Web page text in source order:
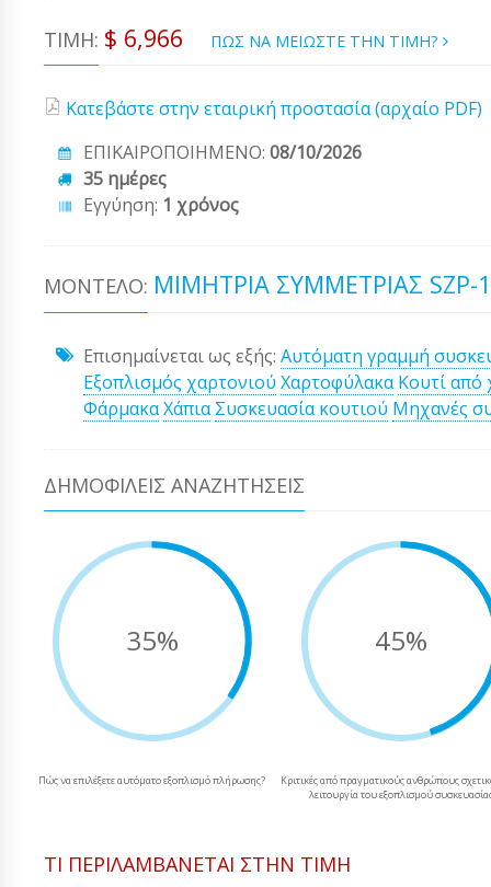
ΤΙΜΉ: $ 6,966 ΠΩΣ ΝΑ ΜΕΙΩΣΤΕ ΤΗΝ ΤΙΜΗ?
Κατεβάστε στην εταιρική προστασία (αρχαίο PDF)
ΕΠΙΚΑΙΡΟΠΟΙΗΜΕΝΟ: 08/10/2026
35 ημέρες
Εγγύηση: 1 χρόνος
ΜΟΝΤΈΛΟ: ΜΙΜΉΤΡΙΑ ΣΥΜΜΕΤΡΊΑΣ SZP-
Επισημαίνεται ως εξής: Αυτόματη γραμμή
Εξοπλισμός χαρτονιού Χαρτοφύλακα Κουτί από
ΦάρμακαΧάπια Συσκευασία κουτιού Μηχανές
ΔΗΜΟΦΙΛΕΊΣ ΑΝΑΖΗΤΉΣΕΙΣ
35%
Πώς να επιλέξετε αυτόματο εξοπλισμό πλήρωσης?
45%
Κριτικές από πραγματικούς ανθρώπους
λειτουργία του εξοπλισμού
ΤΙ ΠΕΡΙΛΑΜΒΆΝΕΤΑΙ ΣΤΗΝ ΤΙΜΉ